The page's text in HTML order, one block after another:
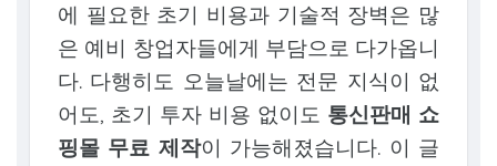
에 필요한 초기 비용과 기술적 장벽은 많
은 예비 창업자들에게 부담으로 다가옵니
다. 다행히도 오늘날에는 전문 지식이 없
어도, 초기 투자 비용 없이도 통신판매 쇼
핑몰 무료 제작이 가능해졌습니다. 이 글